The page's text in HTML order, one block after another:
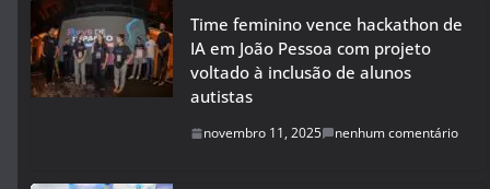
Time feminino vence hackathon de
IA em João Pessoa com projeto
voltado à inclusão de alunos
autistas
novembro 11, 2025 nenhum comentário